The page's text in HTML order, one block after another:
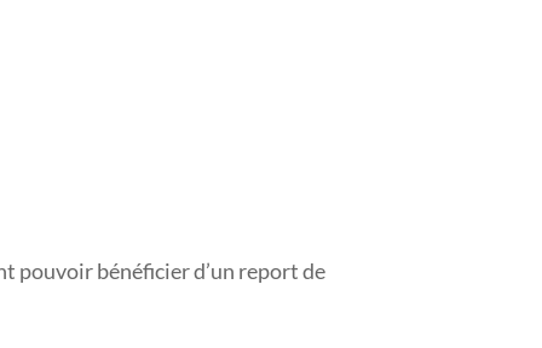
pouvoir bénéficier d’un report de